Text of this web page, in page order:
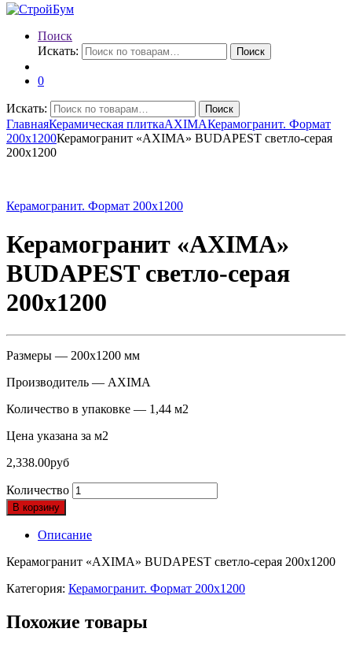
Поиск
Искать:
Поиск
0
Искать: Поиск
ГлавнаяКерамическая плиткаAXIMAКерамогранит. Формат
200х1200Керамогранит «AXIMA» BUDAPEST светло-серая
200х1200
Керамогранит. Формат 200х1200
Керамогранит «AXIMA»
BUDAPEST светло-серая
200х1200
Размеры — 200х1200 мм
Производитель — AXIMA
Количество в упаковке — 1,44 м2
Цена указана за м2
2,338.00руб
Количество
В корзину
Описание
Керамогранит «AXIMA» BUDAPEST светло-серая 200х1200
Категория: Керамогранит. Формат 200х1200
Похожие товары